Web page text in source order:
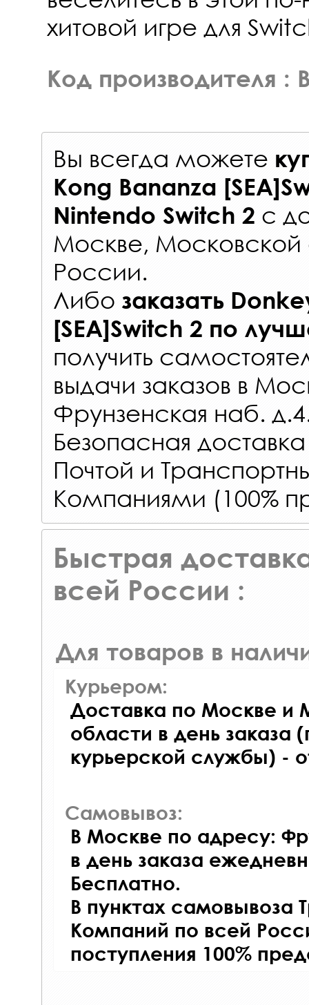
хитовой игре для
Код производителя :
Вы всегда можете
Kong Bananza
Nintendo Switch 2 с
Москве, Московской
России.
Либо заказать
[SEA]Switch 2 по
получить
выдачи заказов в
Фрунзенская наб.
Безопасная
Почтой и
Компаниями (100%
Быстрая
всей России :
Для товаров в
Курьером:
Доставка по Москве и
области в день заказа
курьерской службы) -
Самовывоз:
В Москве по адресу:
в день заказа
Бесплатно.
В пунктах самовывоза
Компаний по всей
поступления 100%